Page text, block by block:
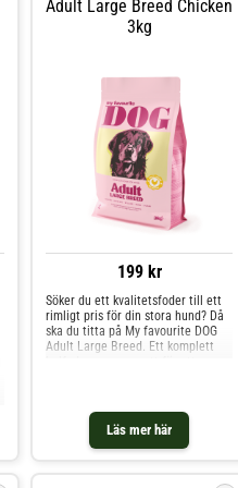
Adult Large Breed Chicken
3kg
199 kr
Läs mer här
Söker du ett kvalitetsfoder till ett
rimligt pris för din stora hund? Då
ska du titta på My favourite DOG
Adult Large Breed. Ett komplett
sammansättning och ett måttligt
energiinnehåll är detta foder
optimalt för att hålla din stora